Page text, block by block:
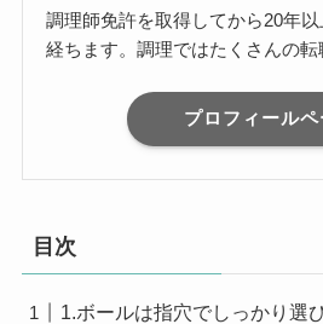
調理師免許を取得してから20年以
経ちます。調理ではたくさんの転
プロフィールペ
目次
1.ボールは指穴でしっかり選